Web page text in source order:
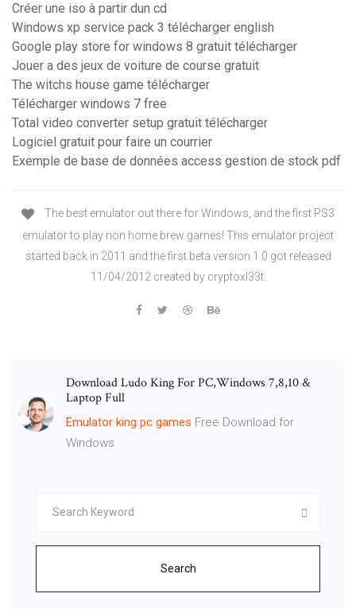
Créer une iso à partir dun cd
Windows xp service pack 3 télécharger english
Google play store for windows 8 gratuit télécharger
Jouer a des jeux de voiture de course gratuit
The witchs house game télécharger
Télécharger windows 7 free
Total video converter setup gratuit télécharger
Logiciel gratuit pour faire un courrier
Exemple de base de données access gestion de stock pdf
The best emulator out there for Windows, and the first PS3
emulator to play non home brew games! This emulator project
started back in 2011 and the first beta version 1.0 got released
11/04/2012 created by cryptoxl33t.
Download Ludo King For PC,Windows 7,8,10 &
Laptop Full
Emulator king pc games Free Download for
Windows
Search